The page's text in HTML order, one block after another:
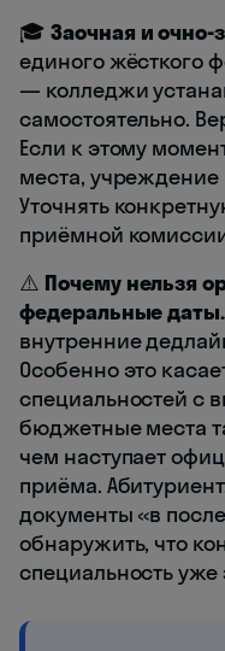
🎓 Заочная и
единого жёсткого
— колледжи
самостоятельно.
Если к этому
места,
Уточнять
приёмной
⚠️ Почему нельзя
федеральные даты.
внутренние
Особенно это
специальностей с
бюджетные места
чем наступает
приёма.
документы «в
обнаружить, что
специальность уже